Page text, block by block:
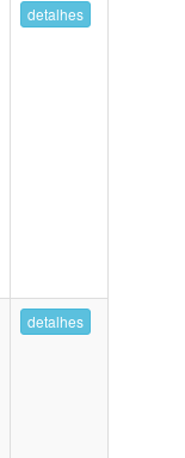
detalhes
detalhes